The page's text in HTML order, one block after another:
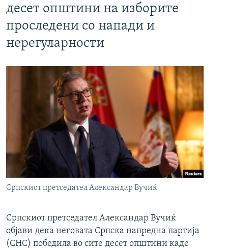
десет општини на изборите
проследени со напади и
нерегуларности
Српскиот претседател Александар Вучиќ
Српскиот претседател Александар Вучиќ
објави дека неговата Српска напредна партија
(СНС) победила во сите десет општини каде